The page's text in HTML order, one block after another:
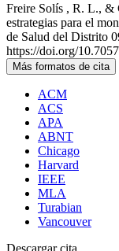
Freire Solís , R. L., &
estrategias para el
de Salud del Distrito
https://doi.org/
Más formatos de cita
ACM
ACS
APA
ABNT
Chicago
Harvard
IEEE
MLA
Turabian
Vancouver
Descargar cita